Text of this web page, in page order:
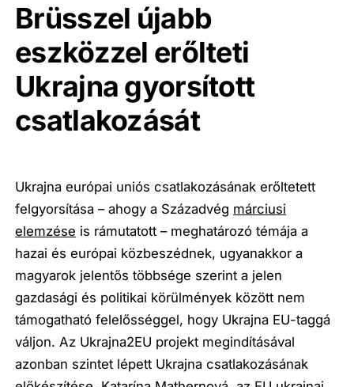
Brüsszel újabb
eszközzel erőlteti
Ukrajna gyorsított
csatlakozását
Ukrajna európai uniós csatlakozásának erőltetett
felgyorsítása – ahogy a Századvég márciusi
elemzése is rámutatott – meghatározó témája a
hazai és európai közbeszédnek, ugyanakkor a
magyarok jelentős többsége szerint a jelen
gazdasági és politikai körülmények között nem
támogatható felelősséggel, hogy Ukrajna EU-taggá
váljon. Az Ukrajna2EU projekt megindításával
azonban szintet lépett Ukrajna csatlakozásának